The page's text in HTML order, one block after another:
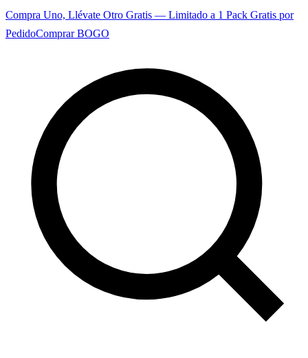
Compra Uno, Llévate Otro Gratis — Limitado a 1 Pack Gratis por
PedidoComprar BOGO